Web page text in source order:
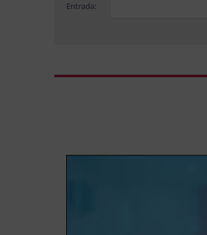
Entrada: